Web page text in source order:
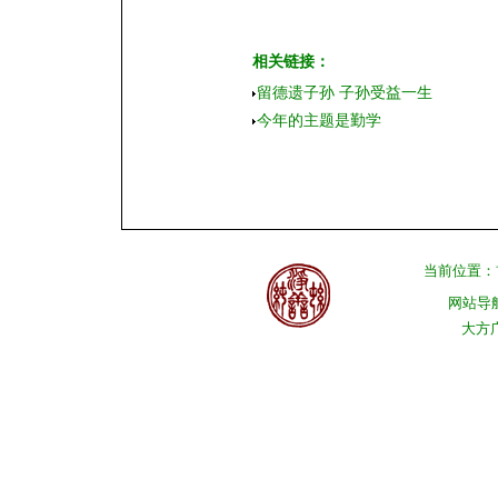
相关链接：
留德遗子孙 子孙受益一生
今年的主题是勤学
当前位置：
网站导
大方